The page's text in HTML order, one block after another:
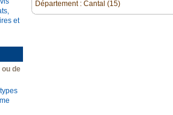
et
de
Département : Cantal (15)